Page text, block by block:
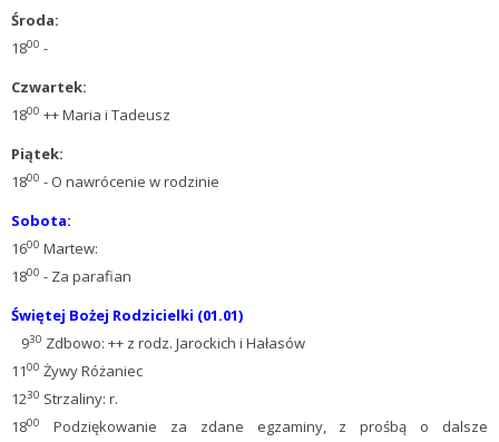
Środa:
1800 -
Czwartek:
1800 ++ Maria i Tadeusz
Piątek:
1800 - O nawrócenie w rodzinie
Sobota:
1600 Martew:
1800 - Za parafian
Świętej Bożej Rodzicielki (01.01)
930 Zdbowo: ++ z rodz. Jarockich i Hałasów
1100 Żywy Różaniec
1230 Strzaliny: r.
1800
Podziękowanie za zdane egzaminy, z prośbą o dalsze